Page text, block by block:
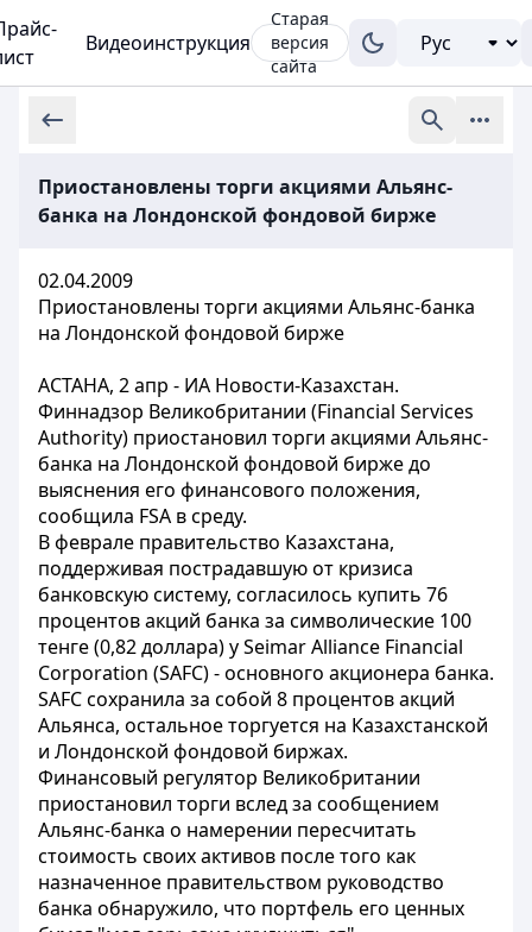
Видеоинструкция
Старая
версия
сайта
Приостановлены торги акциями Альянс-
банка на Лондонской фондовой бирже
02.04.2009
Приостановлены торги акциями Альянс-банка
на Лондонской фондовой бирже
АСТАНА, 2 апр - ИА Новости-Казахстан.
Финнадзор Великобритании (Financial Services
Authority) приостановил торги акциями Альянс-
банка на Лондонской фондовой бирже до
выяснения его финансового положения,
сообщила FSA в среду.
В феврале правительство Казахстана,
поддерживая пострадавшую от кризиса
банковскую систему, согласилось купить 76
процентов акций банка за символические 100
тенге (0,82 доллара) у Seimar Alliance Financial
Corporation (SAFC) - основного акционера банка.
SAFC сохранила за собой 8 процентов акций
Альянса, остальное торгуется на Казахстанской
и Лондонской фондовой биржах.
Финансовый регулятор Великобритании
приостановил торги вслед за сообщением
Альянс-банка о намерении пересчитать
стоимость своих активов после того как
назначенное правительством руководство
банка обнаружило, что портфель его ценных